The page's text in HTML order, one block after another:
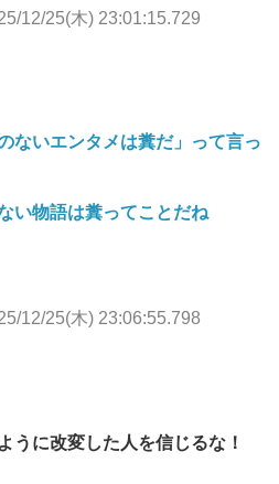
12/25(木) 23:01:15.729
ないエンタメは糞だ」って言っ
い物語は糞ってことだね
12/25(木) 23:06:55.798
うに改変した人を信じるな！